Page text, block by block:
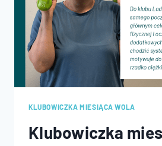
KLUBOWICZKA MIESIĄCA WOLA
Klubowiczka